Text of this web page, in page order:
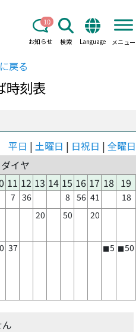
お知らせ
10
検索 Language メニュー
戻る
時刻表
平日 | 土曜日 | 日祝日 | 全曜日
イヤ
11 12 13 14 15 16 17 18 19
7 36 8 56 41 18
20 50 20
37 ■5 ■50